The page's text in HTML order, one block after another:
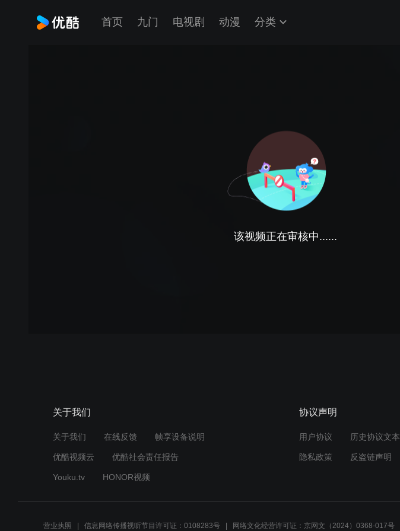
首页 九门 电视剧 动漫 分类
该视频正在审核中......
关于我们
关于我们 在线反馈 帧享设备说明
优酷视频云 优酷社会责任报告
Youku.tv HONOR视频
协议声明
用户协议 历史协议文本
隐私政策 反盗链声明
营业执照 信息网络传播视听节目许可证：0108283号 网络文化经营许可证：京网文（2024）0368-017号